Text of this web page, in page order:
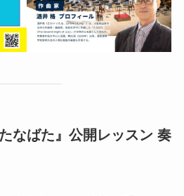
なばた』公開レッスン 奏